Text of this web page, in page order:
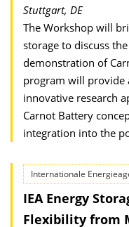
Stuttgart, DE
The Workshop will
storage to discuss
demonstration of
program will provide
innovative research
Carnot Battery
integration into the
Internationale
IEA Energy
Flexibility from